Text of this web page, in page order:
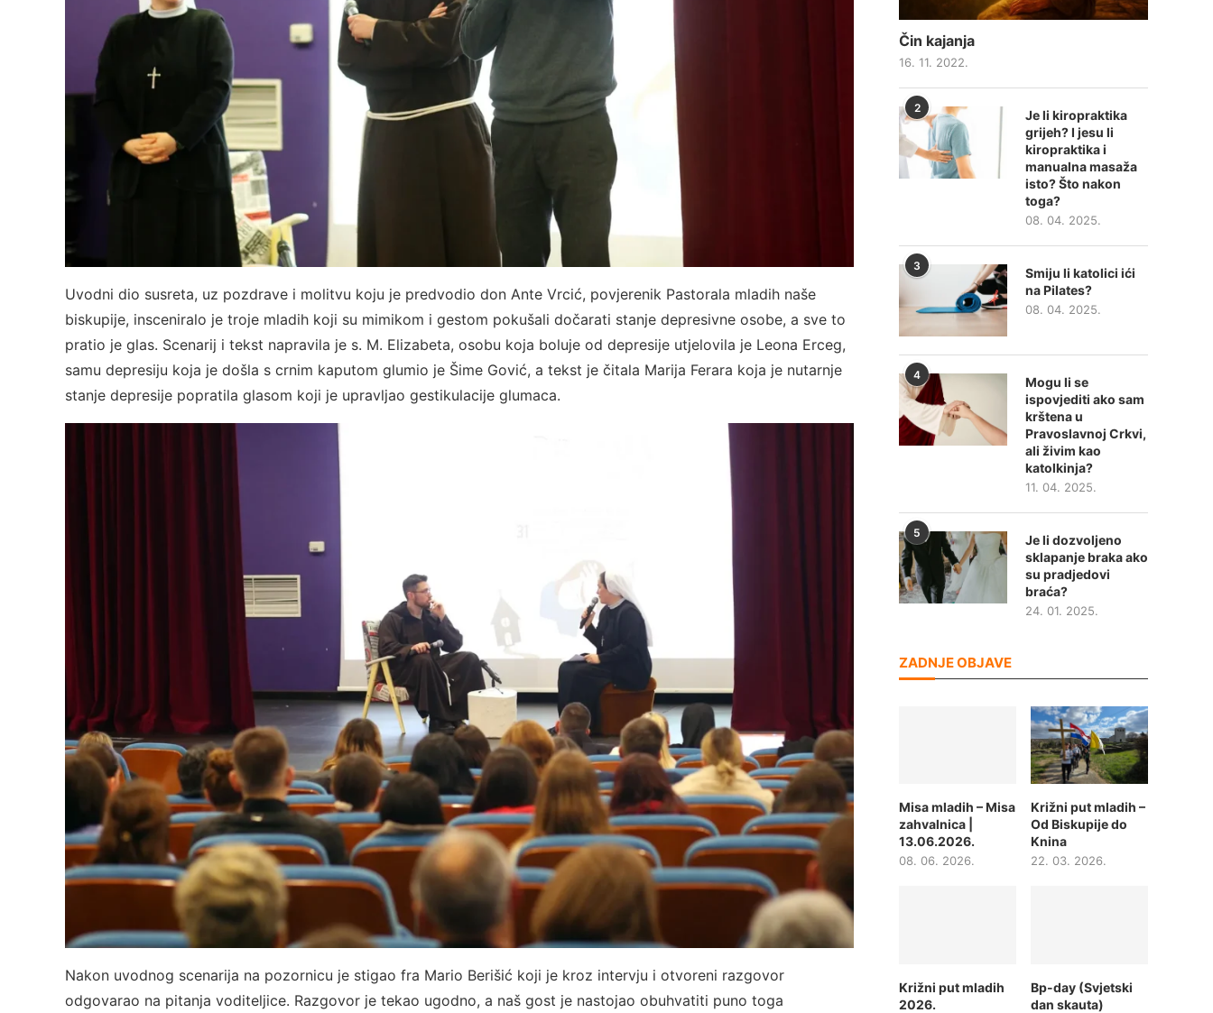
Uvodni dio susreta, uz pozdrave i molitvu koju je predvodio don Ante Vrcić, povjerenik Pastorala mladih naše
biskupije, insceniralo je troje mladih koji su mimikom i gestom pokušali dočarati stanje depresivne osobe, a sve to
pratio je glas. Scenarij i tekst napravila je s. M. Elizabeta, osobu koja boluje od depresije utjelovila je Leona Erceg,
samu depresiju koja je došla s crnim kaputom glumio je Šime Gović, a tekst je čitala Marija Ferara koja je nutarnje
stanje depresije popratila glasom koji je upravljao gestikulacije glumaca.
Nakon uvodnog scenarija na pozornicu je stigao fra Mario Berišić koji je kroz intervju i otvoreni razgovor
odgovarao na pitanja voditeljice. Razgovor je tekao ugodno, a naš gost je nastojao obuhvatiti puno toga
Čin kajanja
16. 11. 2022.
2
Je li kiropraktika
grijeh? I jesu li
kiropraktika i
manualna masaža
isto? Što nakon
toga?
08. 04. 2025.
3
Smiju li katolici ići
na Pilates?
08. 04. 2025.
4
Mogu li se
ispovjediti ako sam
krštena u
Pravoslavnoj Crkvi,
ali živim kao
katolkinja?
11. 04. 2025.
5
Je li dozvoljeno
sklapanje braka ako
su pradjedovi
braća?
24. 01. 2025.
ZADNJE OBJAVE
Misa mladih – Misa
zahvalnica |
13.06.2026.
08. 06. 2026.
Križni put mladih –
Od Biskupije do
Knina
22. 03. 2026.
Križni put mladih
2026.
Bp-day (Svjetski
dan skauta)